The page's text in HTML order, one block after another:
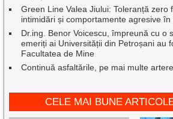
Green Line Valea Jiului: Toleranță zero
intimidări și comportamente agresive
Dr.ing. Benor Voicescu, împreună cu o
emeriți ai Universității din Petroșani au
Facultatea de Mine
Continuă asfaltările, pe mai multe
CELE MAI BUNE